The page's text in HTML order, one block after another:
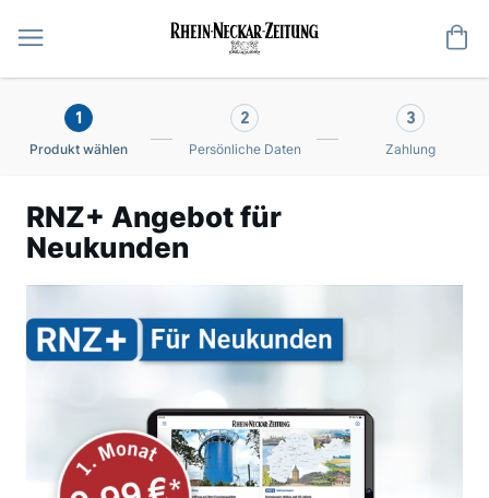
1
Produkt wählen
2
Persönliche Daten
3
Zahlung
RNZ+ Angebot für
Neukunden